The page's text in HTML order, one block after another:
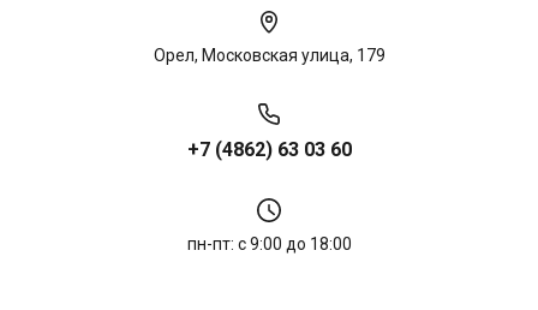
Орел, Московская улица, 179
+7 (4862) 63 03 60
пн-пт: с 9:00 до 18:00